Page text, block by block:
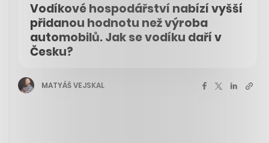
Vodíkové hospodářství nabízí vyšší
přidanou hodnotu než výroba
automobilů. Jak se vodíku daří v
Česku?
MATYÁŠ VEJSKAL